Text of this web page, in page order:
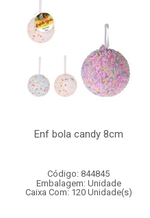
Enf bola candy 8cm
Código: 844845
Embalagem: Unidade
Caixa Com: 120 Unidade(s)